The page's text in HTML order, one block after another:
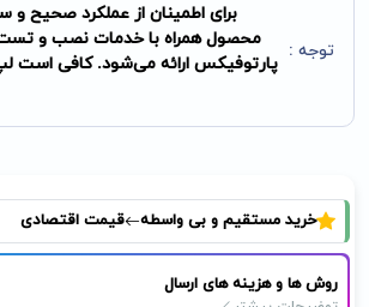
توجه :
برای اطمینان از عملکرد صحیح و
محصول همراه با خدمات نصب و
پارتوفیکس ارائه می‌شود. کافی است
خرید مستقیم و بی واسطه قیمت اقتصادی
روش ها و هزینه های ارسال